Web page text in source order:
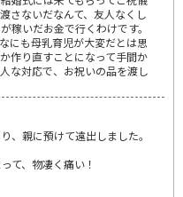
さないだなんて、友人なくし
稼いだお金で行くわけです。
にも母乳育児が大変だとは思
作り直すことになって手間か
な対応で、お祝いの品を渡し
、親に預けて遠出しました。
て、物凄く痛い！